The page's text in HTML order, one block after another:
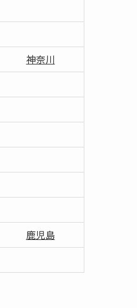
神奈川
鹿児島